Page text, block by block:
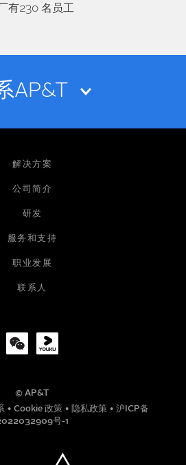
有230 名员工
AP&T
© AP&T
• Cookie 政策 • 隐私政策 • 沪ICP备
号-1
解决方案
公司简介
研发
服务和支持
职业发展
联系人